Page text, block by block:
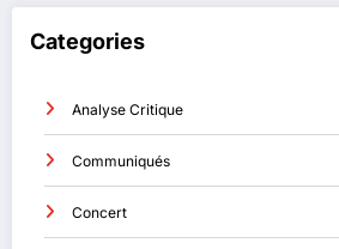
Categories
Analyse Critique
Communiqués
Concert